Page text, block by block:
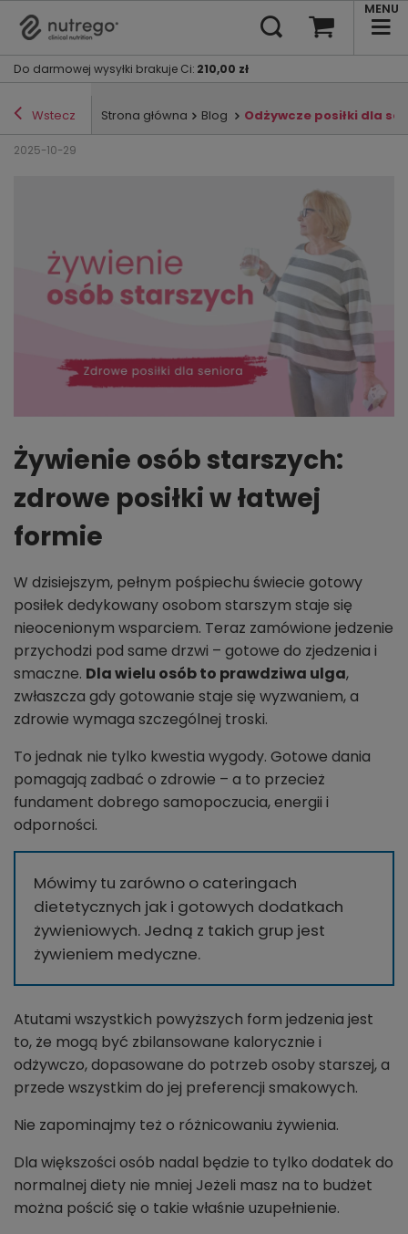
Do darmowej wysyłki brakuje Ci: 210,00 zł
MENU
Wstecz Strona główna Blog Odżywcze posiłki dla
2025-10-29
Żywienie osób starszych:
zdrowe posiłki w łatwej
formie
W dzisiejszym, pełnym pośpiechu świecie gotowy
posiłek dedykowany osobom starszym staje się
nieocenionym wsparciem. Teraz zamówione jedzenie
przychodzi pod same drzwi – gotowe do zjedzenia i
smaczne. Dla wielu osób to prawdziwa ulga,
zwłaszcza gdy gotowanie staje się wyzwaniem, a
zdrowie wymaga szczególnej troski.
To jednak nie tylko kwestia wygody. Gotowe dania
pomagają zadbać o zdrowie – a to przecież
fundament dobrego samopoczucia, energii i
odporności.
Mówimy tu zarówno o cateringach
dietetycznych jak i gotowych dodatkach
żywieniowych. Jedną z takich grup jest
żywieniem medyczne.
Atutami wszystkich powyższych form jedzenia jest
to, że mogą być zbilansowane kalorycznie i
odżywczo, dopasowane do potrzeb osoby starszej, a
przede wszystkim do jej preferencji smakowych.
Nie zapominajmy też o różnicowaniu żywienia.
Dla większości osób nadal będzie to tylko dodatek do
normalnej diety nie mniej Jeżeli masz na to budżet
można pościć się o takie właśnie uzupełnienie.